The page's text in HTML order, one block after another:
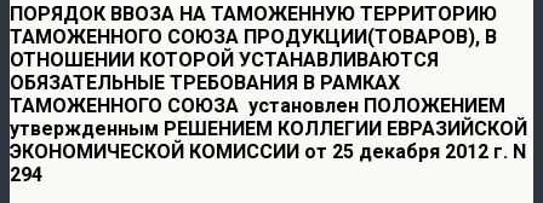
ПОРЯДОК ВВОЗА НА ТАМОЖЕННУЮ ТЕРРИТОРИЮ
ТАМОЖЕННОГО СОЮЗА ПРОДУКЦИИ(ТОВАРОВ), В
ОТНОШЕНИИ КОТОРОЙ УСТАНАВЛИВАЮТСЯ
ОБЯЗАТЕЛЬНЫЕ ТРЕБОВАНИЯ В РАМКАХ
ТАМОЖЕННОГО СОЮЗА установлен ПОЛОЖЕНИЕМ
утвержденным РЕШЕНИЕМ КОЛЛЕГИИ ЕВРАЗИЙСКОЙ
ЭКОНОМИЧЕСКОЙ КОМИССИИ от 25 декабря 2012 г. N
294